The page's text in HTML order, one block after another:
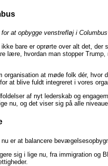
at opbygge venstrefløj i
bare er oprørte over alt det, der
lære, hvordan man stopper
organisation at møde folk dér, hvor
at blive fuldt integreret i vores
af nyt lederskab og
nu, og det viser sig på alle
er at balancere
sig i lige nu, fra immigration og